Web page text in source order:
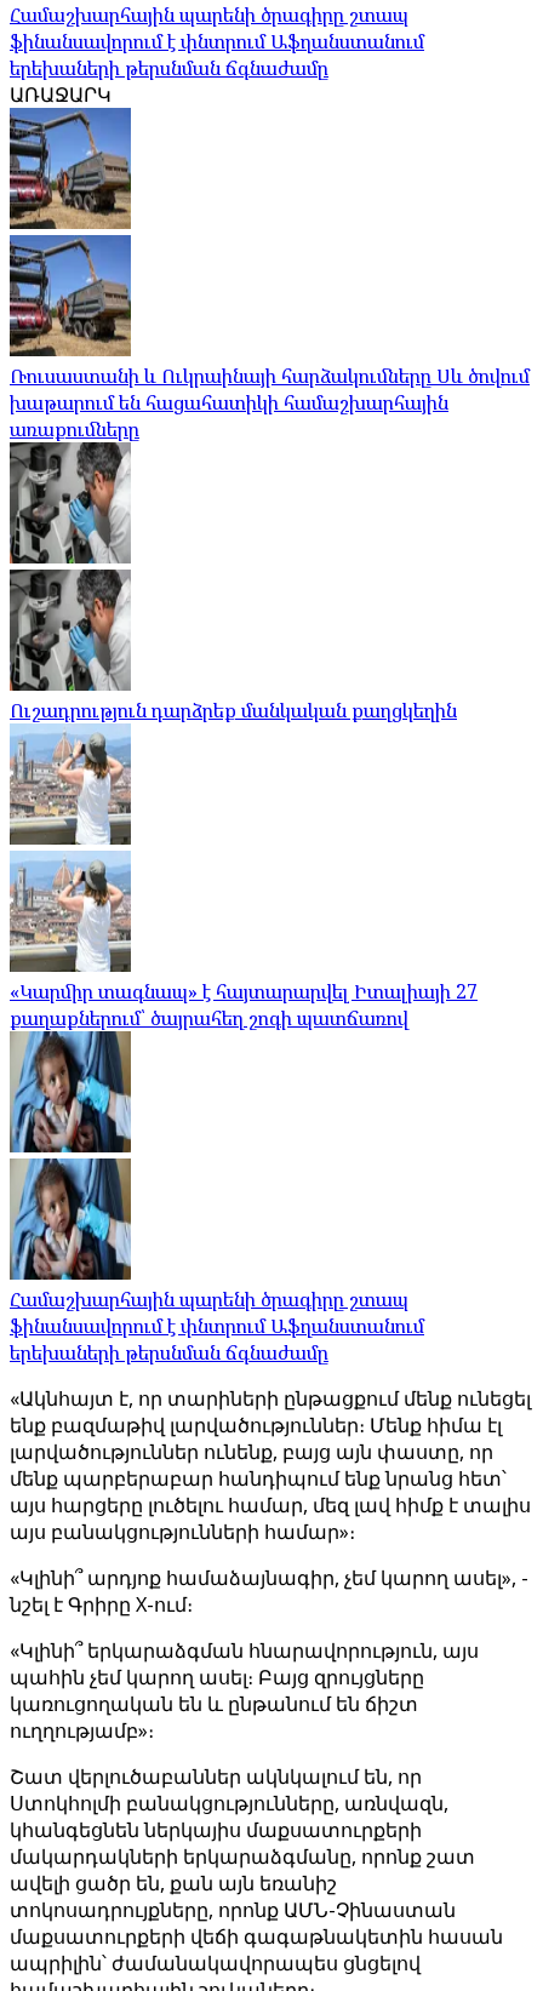
Համաշխարհային պարենի ծրագիրը շտապ
ֆինանսավորում է փնտրում Աֆղանստանում
երեխաների թերսնման ճգնաժամը
ԱՌԱՋԱՐԿ
Ռուսաստանի և Ուկրաինայի հարձակումները Սև ծովում
խաթարում են հացահատիկի համաշխարհային
առաքումները
Ուշադրություն դարձրեք մանկական քաղցկեղին
«Կարմիր տագնապ» է հայտարարվել Իտալիայի 27
քաղաքներում՝ ծայրահեղ շոգի պատճառով
Համաշխարհային պարենի ծրագիրը շտապ
ֆինանսավորում է փնտրում Աֆղանստանում
երեխաների թերսնման ճգնաժամը
«Ակնհայտ է, որ տարիների ընթացքում մենք ունեցել
ենք բազմաթիվ լարվածություններ։ Մենք հիմա էլ
լարվածություններ ունենք, բայց այն փաստը, որ
մենք պարբերաբար հանդիպում ենք նրանց հետ՝
այս հարցերը լուծելու համար, մեզ լավ հիմք է տալիս
այս բանակցությունների համար»։
«Կլինի՞ արդյոք համաձայնագիր, չեմ կարող ասել», -
նշել է Գրիրը X-ում։
«Կլինի՞ երկարաձգման հնարավորություն, այս
պահին չեմ կարող ասել։ Բայց զրույցները
կառուցողական են և ընթանում են ճիշտ
ուղղությամբ»։
Շատ վերլուծաբաններ ակնկալում են, որ
Ստոկհոլմի բանակցությունները, առնվազն,
կհանգեցնեն ներկայիս մաքսատուրքերի
մակարդակների երկարաձգմանը, որոնք շատ
ավելի ցածր են, քան այն եռանիշ
տոկոսադրույքները, որոնք ԱՄՆ-Չինաստան
մաքսատուրքերի վեճի գագաթնակետին հասան
ապրիլին՝ ժամանակավորապես ցնցելով